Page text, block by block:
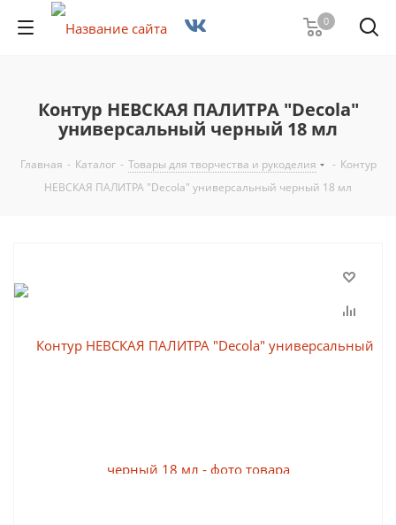
0
Контур НЕВСКАЯ ПАЛИТРА "Decola"
универсальный черный 18 мл
Главная - Каталог - Товары для творчества и рукоделия - Контур
НЕВСКАЯ ПАЛИТРА "Decola" универсальный черный 18 мл